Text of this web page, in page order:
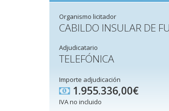
Organismo licitador
CABILDO INSULAR DE
Adjudicatario
TELEFÓNICA
Importe adjudicación
1.955.336,00€
IVA no incluido